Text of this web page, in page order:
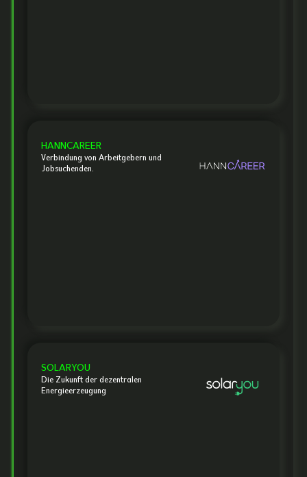
HANNCAREER
Verbindung von Arbeitgebern und
Jobsuchenden.
SOLARYOU
Die Zukunft der dezentralen
Energieerzeugung